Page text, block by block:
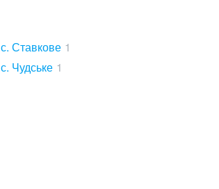
с. Ставкове 1
с. Чудське 1